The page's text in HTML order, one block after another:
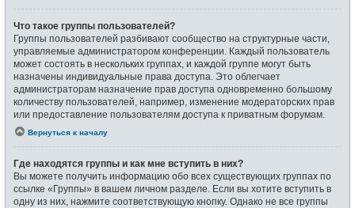
Что такое группы пользователей?
Группы пользователей разбивают сообщество на структурные части,
управляемые администратором конференции. Каждый пользователь
может состоять в нескольких группах, и каждой группе могут быть
назначены индивидуальные права доступа. Это облегчает
администраторам назначение прав доступа одновременно большому
количеству пользователей, например, изменение модераторских прав
или предоставление пользователям доступа к приватным форумам.
Вернуться к началу
Где находятся группы и как мне вступить в них?
Вы можете получить информацию обо всех существующих группах по
ссылке «Группы» в вашем личном разделе. Если вы хотите вступить в
одну из них, нажмите соответствующую кнопку. Однако не все группы